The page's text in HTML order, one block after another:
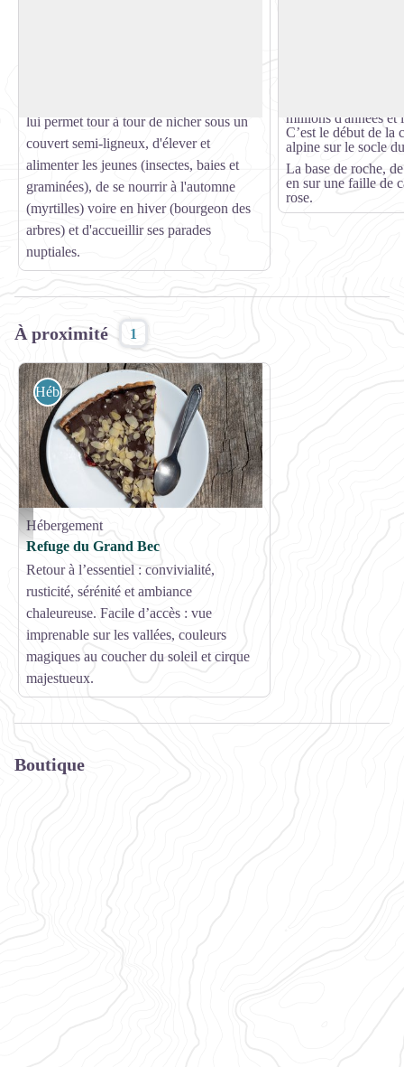
lui permet tour à tour de nicher sous un
couvert semi-ligneux, d'élever et
alimenter les jeunes (insectes, baies et
graminées), de se nourrir à l'automne
(myrtilles) voire en hiver (bourgeon des
arbres) et d'accueillir ses parades
nuptiales.
millions d'années et
C’est le début de la
alpine sur le socle
La base de roche,
en sur une faille de
rose.
À proximité 1
Dessert - Geoffrey Vabre
Hébergement
Hébergement
Refuge du Grand Bec
Retour à l’essentiel : convivialité,
rusticité, sérénité et ambiance
chaleureuse. Facile d’accès : vue
imprenable sur les vallées, couleurs
magiques au coucher du soleil et cirque
majestueux.
Boutique